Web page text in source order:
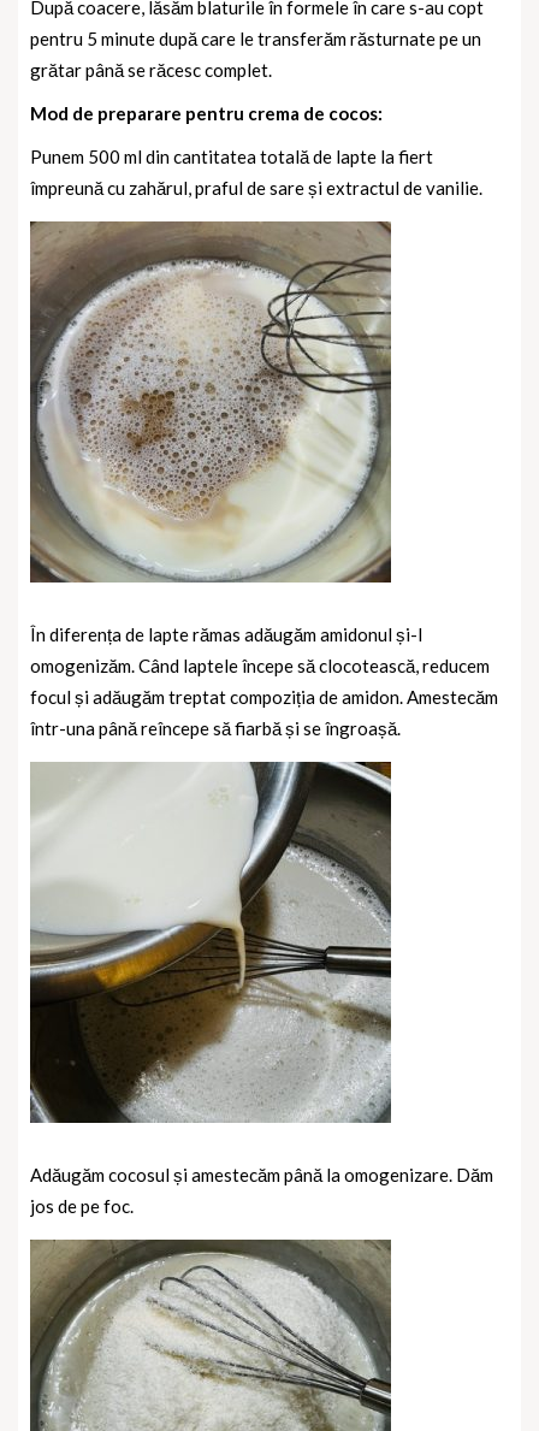
După coacere, lăsăm blaturile în formele în care s-au copt
pentru 5 minute după care le transferăm răsturnate pe un
grătar până se răcesc complet.
Mod de preparare pentru crema de cocos:
Punem 500 ml din cantitatea totală de lapte la fiert
împreună cu zahărul, praful de sare și extractul de vanilie.
În diferența de lapte rămas adăugăm amidonul și-l
omogenizăm.Când laptele începe să clocotească, reducem
focul și adăugăm treptat compoziția de amidon. Amestecăm
într-una până reîncepe să fiarbă și se îngroașă.
Adăugăm cocosul și amestecăm până la omogenizare. Dăm
jos de pe foc.